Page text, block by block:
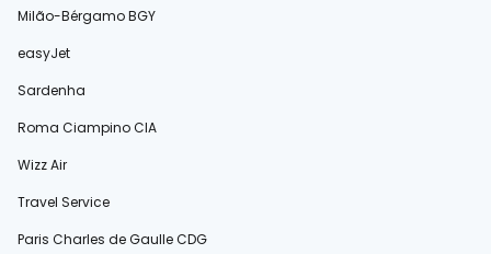
Milão-Bérgamo BGY
easyJet
Sardenha
Roma Ciampino CIA
Wizz Air
Travel Service
Paris Charles de Gaulle CDG